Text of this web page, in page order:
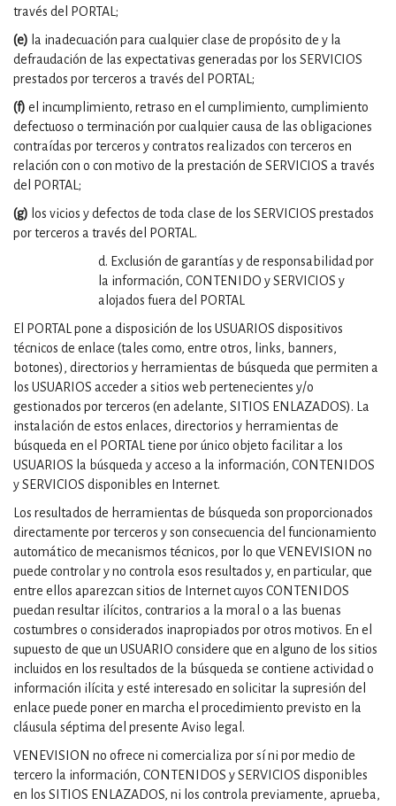
través del PORTAL;
(e) la inadecuación para cualquier clase de propósito de y la
defraudación de las expectativas generadas por los SERVICIOS
prestados por terceros a través del PORTAL;
(f) el incumplimiento, retraso en el cumplimiento, cumplimiento
defectuoso o terminación por cualquier causa de las obligaciones
contraídas por terceros y contratos realizados con terceros en
relación con o con motivo de la prestación de SERVICIOS a través
del PORTAL;
(g) los vicios y defectos de toda clase de los SERVICIOS prestados
por terceros a través del PORTAL.
d. Exclusión de garantías y de responsabilidad por
la información, CONTENIDO y SERVICIOS y
alojados fuera del PORTAL
El PORTAL pone a disposición de los USUARIOS dispositivos
técnicos de enlace (tales como, entre otros, links, banners,
botones), directorios y herramientas de búsqueda que permiten a
los USUARIOS acceder a sitios web pertenecientes y/o
gestionados por terceros (en adelante, SITIOS ENLAZADOS). La
instalación de estos enlaces, directorios y herramientas de
búsqueda en el PORTAL tiene por único objeto facilitar a los
USUARIOS la búsqueda y acceso a la información, CONTENIDOS
y SERVICIOS disponibles en Internet.
Los resultados de herramientas de búsqueda son proporcionados
directamente por terceros y son consecuencia del funcionamiento
automático de mecanismos técnicos, por lo que VENEVISION no
puede controlar y no controla esos resultados y, en particular, que
entre ellos aparezcan sitios de Internet cuyos CONTENIDOS
puedan resultar ilícitos, contrarios a la moral o a las buenas
costumbres o considerados inapropiados por otros motivos. En el
supuesto de que un USUARIO considere que en alguno de los sitios
incluidos en los resultados de la búsqueda se contiene actividad o
información ilícita y esté interesado en solicitar la supresión del
enlace puede poner en marcha el procedimiento previsto en la
cláusula séptima del presente Aviso legal.
VENEVISION no ofrece ni comercializa por sí ni por medio de
tercero la información, CONTENIDOS y SERVICIOS disponibles
en los SITIOS ENLAZADOS, ni los controla previamente, aprueba,